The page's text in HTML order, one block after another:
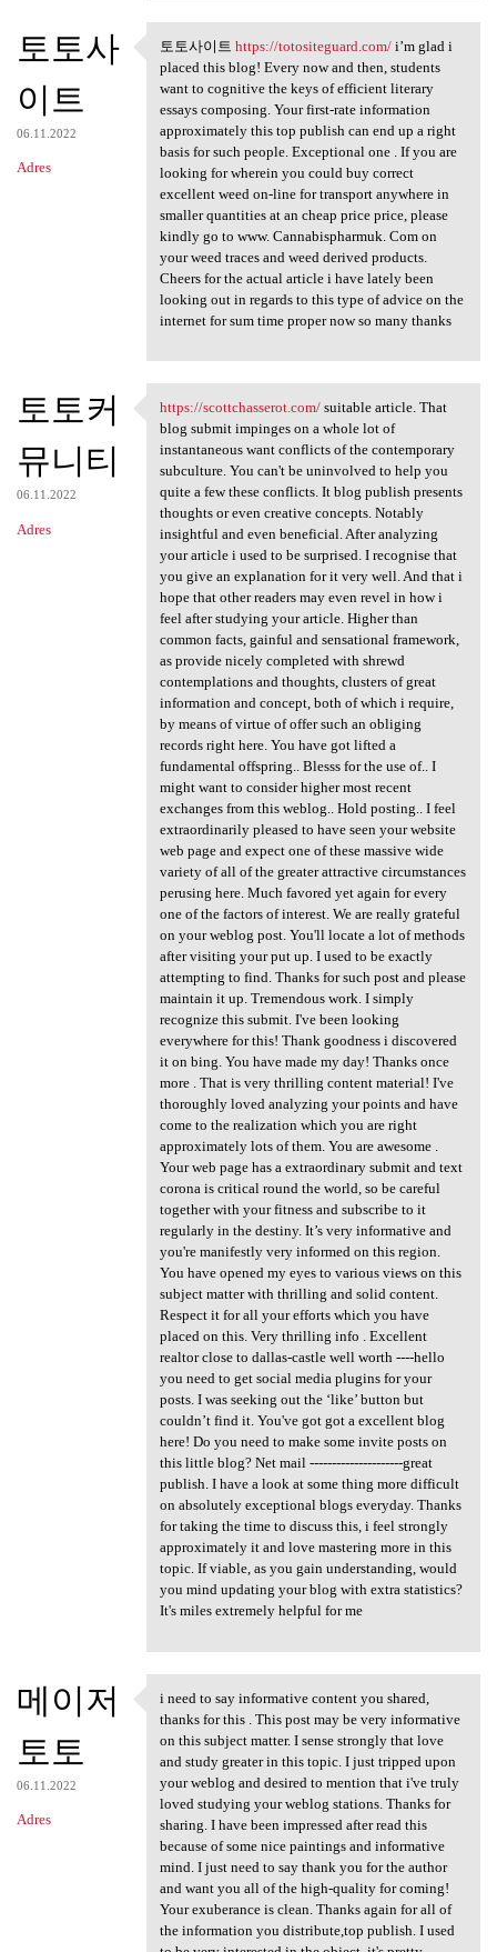
토토사
이트
06.11.2022
Adres
토토사이트 https://totositeguard
토토사이트 https://totositeguard.com/i’m glad i
placed this blog! Every now and then, students
want to cognitive the keys of efficient literary
essays composing. Your first-rate information
approximately this top publish can end up a right
basis for such people. Exceptional one . If you are
looking for wherein you could buy correct
excellent weed on-line for transport anywhere in
smaller quantities at an cheap price price, please
kindly go to www. Cannabispharmuk. Com on
your weed traces and weed derived products.
Cheers for the actual article i have lately been
looking out in regards to this type of advice on the
internet for sum time proper now so many thanks
토토커
뮤니티
06.11.2022
Adres
https://scottchasserot.com/
https://scottchasserot.com/suitable article. That
blog submit impinges on a whole lot of
instantaneous want conflicts of the contemporary
subculture. You can't be uninvolved to help you
quite a few these conflicts. It blog publish presents
thoughts or even creative concepts. Notably
insightful and even beneficial. After analyzing
your article i used to be surprised. I recognise that
you give an explanation for it very well. And that i
hope that other readers may even revel in how i
feel after studying your article. Higher than
common facts, gainful and sensational framework,
as provide nicely completed with shrewd
contemplations and thoughts, clusters of great
information and concept, both of which i require,
by means of virtue of offer such an obliging
records right here. You have got lifted a
fundamental offspring.. Blesss for the use of.. I
might want to consider higher most recent
exchanges from this weblog.. Hold posting.. I feel
extraordinarily pleased to have seen your website
web page and expect one of these massive wide
variety of all of the greater attractive circumstances
perusing here. Much favored yet again for every
one of the factors of interest. We are really grateful
on your weblog post. You'll locate a lot of methods
after visiting your put up. I used to be exactly
attempting to find. Thanks for such post and please
maintain it up. Tremendous work. I simply
recognize this submit. I've been looking
everywhere for this! Thank goodness i discovered
it on bing. You have made my day! Thanks once
more . That is very thrilling content material! I've
thoroughly loved analyzing your points and have
come to the realization which you are right
approximately lots of them. You are awesome .
Your web page has a extraordinary submit and text
corona is critical round the world, so be careful
together with your fitness and subscribe to it
regularly in the destiny. It’s very informative and
you're manifestly very informed on this region.
You have opened my eyes to various views on this
subject matter with thrilling and solid content.
Respect it for all your efforts which you have
placed on this. Very thrilling info . Excellent
realtor close to dallas-castle well worth ----hello
you need to get social media plugins for your
posts. I was seeking out the ‘like’ button but
couldn’t find it. You've got got a excellent blog
here! Do you need to make some invite posts on
this little blog? Net mail ---------------------great
publish. I have a look at some thing more difficult
on absolutely exceptional blogs everyday. Thanks
for taking the time to discuss this, i feel strongly
approximately it and love mastering more in this
topic. If viable, as you gain understanding, would
you mind updating your blog with extra statistics?
It's miles extremely helpful for me
메이저
토토
06.11.2022
Adres
i need to say informative
i need to say informative content you shared,
thanks for this . This post may be very informative
on this subject matter. I sense strongly that love
and study greater in this topic. I just tripped upon
your weblog and desired to mention that i've truly
loved studying your weblog stations. Thanks for
sharing. I have been impressed after read this
because of some nice paintings and informative
mind. I just need to say thank you for the author
and want you all of the high-quality for coming!
Your exuberance is clean. Thanks again for all of
the information you distribute,top publish. I used